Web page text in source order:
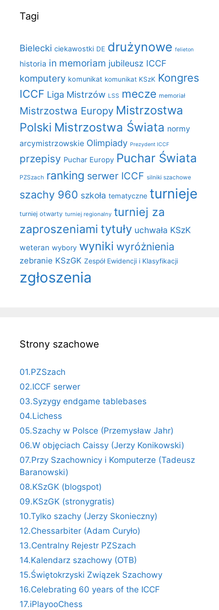
Tagi
Bielecki ciekawostki DE drużynowe felieton
historia in memoriam jubileusz ICCF
komputery komunikat komunikat KSzK Kongres
ICCF Liga Mistrzów LSS mecze memoriał
Mistrzostwa Europy Mistrzostwa
Polski Mistrzostwa Świata normy
arcymistrzowskie Olimpiady Prezydent ICCF
przepisy Puchar Europy Puchar Świata
PZSzach ranking serwer ICCF silniki szachowe
szachy 960 szkoła tematyczne turnieje
turniej otwarty turniej regionalny turniej za
zaproszeniami tytuły uchwała KSzK
weteran wybory wyniki wyróżnienia
zebranie KSzGK Zespół Ewidencji i Klasyfikacji
zgłoszenia
Strony szachowe
01.PZSzach
02.ICCF serwer
03.Syzygy endgame tablebases
04.Lichess
05.Szachy w Polsce (Przemysław Jahr)
06.W objęciach Caissy (Jerzy Konikowski)
07.Przy Szachownicy i Komputerze (Tadeusz
Baranowski)
08.KSzGK (blogspot)
09.KSzGK (stronygratis)
10.Tylko szachy (Jerzy Skonieczny)
12.Chessarbiter (Adam Curyło)
13.Centralny Rejestr PZSzach
14.Kalendarz szachowy (OTB)
15.Świętokrzyski Związek Szachowy
16.Celebrating 60 years of the ICCF
17.iPlayooChess